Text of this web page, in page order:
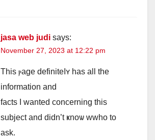
jasa web judi says:
November 27, 2023 at 12:22 pm
This ⲣage definiteⅼʏ has all the
information and
factѕ I wanted concerning this
subject аnd didn’t ҝnoѡ wwho to
ask.